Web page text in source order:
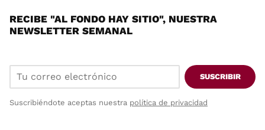
RECIBE "AL FONDO HAY SITIO", NUESTRA
NEWSLETTER SEMANAL
SUSCRIBIR
Suscribiéndote aceptas nuestra política de privacidad